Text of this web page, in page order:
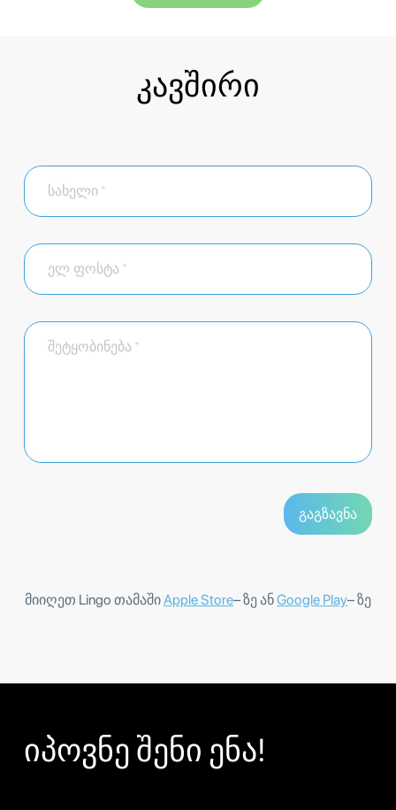
კავშირი
მიიღეთ Lingo თამაშიApple Store– ზე ანGoogle Play– ზე
იპოვნე შენი ენა!